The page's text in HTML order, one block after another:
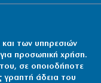
των υπηρεσιών
προσωπική χρήση.
σε οποιοδήποτε
γραπτή άδεια του